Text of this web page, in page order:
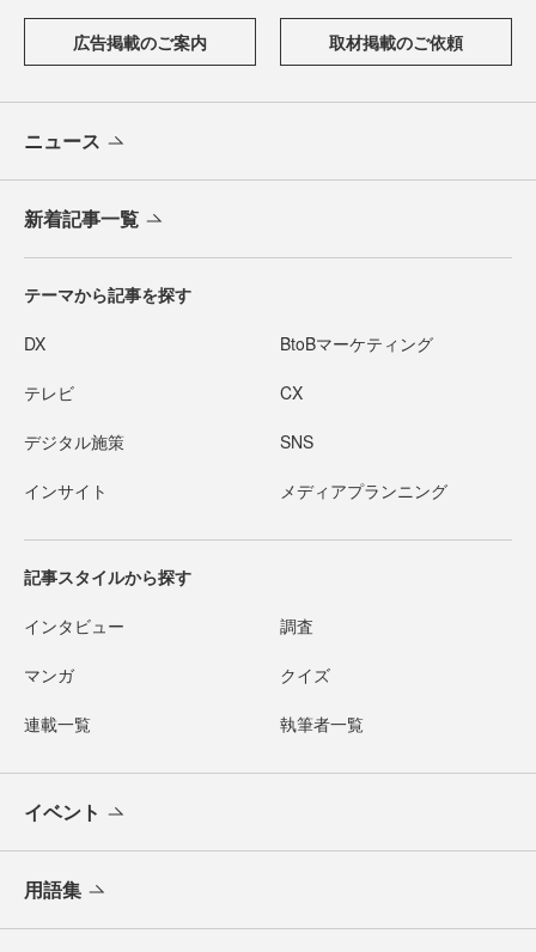
広告掲載のご案内 取材掲載のご依頼
ニュース
新着記事一覧
テーマから記事を探す
DX BtoBマーケティング
テレビ CX
デジタル施策 SNS
インサイト メディアプランニング
記事スタイルから探す
インタビュー 調査
マンガ クイズ
連載一覧 執筆者一覧
イベント
用語集